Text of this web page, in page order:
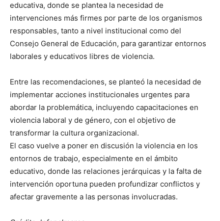
educativa, donde se plantea la necesidad de
intervenciones más firmes por parte de los organismos
responsables, tanto a nivel institucional como del
Consejo General de Educación, para garantizar entornos
laborales y educativos libres de violencia.
Entre las recomendaciones, se planteó la necesidad de
implementar acciones institucionales urgentes para
abordar la problemática, incluyendo capacitaciones en
violencia laboral y de género, con el objetivo de
transformar la cultura organizacional.
El caso vuelve a poner en discusión la violencia en los
entornos de trabajo, especialmente en el ámbito
educativo, donde las relaciones jerárquicas y la falta de
intervención oportuna pueden profundizar conflictos y
afectar gravemente a las personas involucradas.